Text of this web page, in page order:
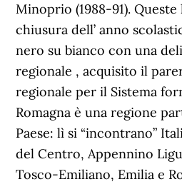
Minoprio (1988-91).
chiusura dell’ anno
nero su bianco con una
regionale , acquisito il
regionale per il Sistema
Romagna è una regione
Paese: lì si “incontrano”
del Centro, Appennino
Tosco-Emiliano, Emilia e